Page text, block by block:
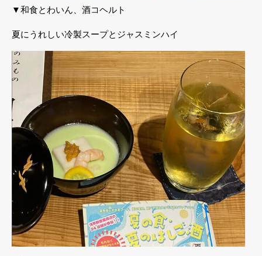
▼和食とわいん、酒コヘルト
夏にうれしい冷製スープとジャスミンハイ